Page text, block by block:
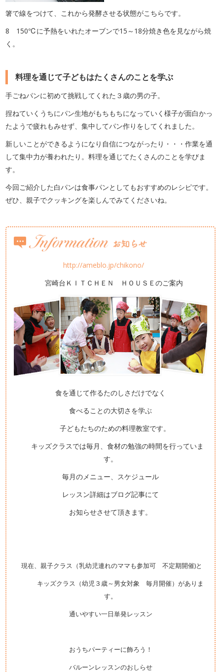
箸で線をつけて、これから発酵させる状態がこちらです。
8 150℃に予熱をいれたオーブンで15～18分焼き色を見ながら焼
く。
料理を通じて子どもはたくさんのことを学ぶ
手ごねパンに初めて挑戦してくれた３歳の男の子。
捏ねていくうちにパン生地がもちもちになっていく様子が面白かっ
たようで疲れもみせず、集中してパン作りをしてくれました。
新しいことができるようになり自信につながったり・・・作業を通
して集中力が養われたり。料理を通じてたくさんのことを学びま
す。
今回ご紹介した白パンは食事パンとしてもおすすめのレシピです。
ぜひ、親子でクッキングを楽しんでみてくださいね。
http://ameblo.jp/chikono/
宮崎台ＫＩＴＣＨＥＮ ＨＯＵＳＥのご案内
食を通じて作るたのしさだけでなく
食べることの大切さを学ぶ
子どもたちのための料理教室です。
キッズクラスでは毎月、食材の勉強の時間を行っていま
す。
毎月のメニュー、スケジュール
レッスン詳細はブログ記事にて
お知らせさせて頂きます。
現在、親子クラス（乳幼児連れのママも参加可 不定期開催)と
キッズクラス（幼児３歳～男女対象 毎月開催）がありま
す。
通いやすい一日単発レッスン
おうちパーティーに飾ろう！
バルーンレッスンのおしらせ